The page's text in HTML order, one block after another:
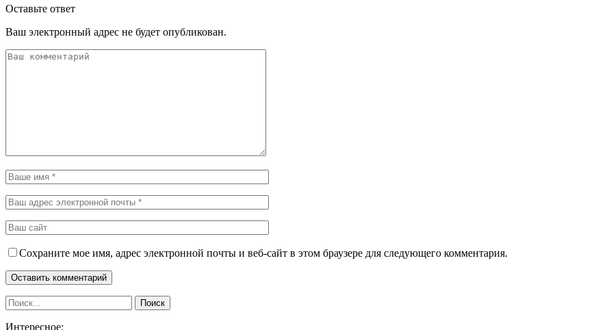
Оставьте ответ
Ваш электронный адрес не будет опубликован.
Сохраните мое имя, адрес электронной почты и веб-сайт в этом браузере для следующего комментария.
Интересное: